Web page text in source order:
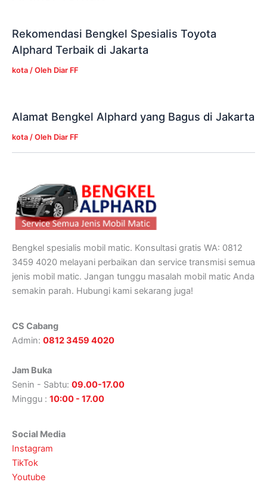
Rekomendasi Bengkel Spesialis Toyota
Alphard Terbaik di Jakarta
kota / Oleh Diar FF
Alamat Bengkel Alphard yang Bagus di Jakarta
kota / Oleh Diar FF
Bengkel spesialis mobil matic. Konsultasi gratis WA: 0812
3459 4020 melayani perbaikan dan service transmisi semua
jenis mobil matic. Jangan tunggu masalah mobil matic Anda
semakin parah. Hubungi kami sekarang juga!
CS Cabang
Admin: 0812 3459 4020
Jam Buka
Senin - Sabtu: 09.00-17.00
Minggu : 10:00 - 17.00
Social Media
Instagram
TikTok
Youtube